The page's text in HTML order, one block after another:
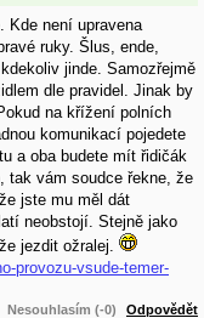
Kde není upravena
ruky. Šlus, ende,
jinde. Samozřejmě
dle pravidel. Jinak by
na křížení polních
komunikací pojedete
a oba budete mít řidičák
tak vám soudce řekne, že
jste mu měl dát
neobstojí. Stejně jako
jezdit ožralej.
provozu-vsude-temer-
Nesouhlasím (-0) Odpovědět